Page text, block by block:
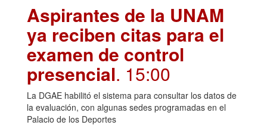
Aspirantes de la UNAM
ya reciben citas para el
examen de control
presencial. 15:00
La DGAE habilitó el sistema para consultar los datos de
la evaluación, con algunas sedes programadas en el
Palacio de los Deportes